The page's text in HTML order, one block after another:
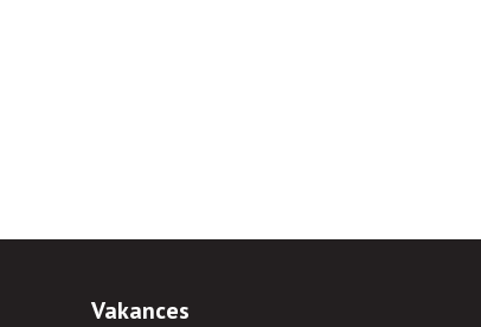
Vakances